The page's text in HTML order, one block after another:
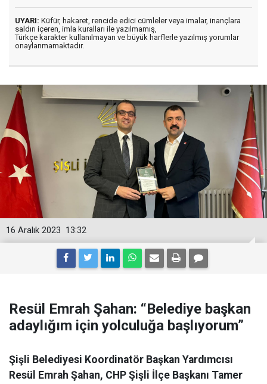
UYARI: Küfür, hakaret, rencide edici cümleler veya imalar, inançlara
saldırı içeren, imla kuralları ile yazılmamış,
Türkçe karakter kullanılmayan ve büyük harflerle yazılmış yorumlar
onaylanmamaktadır.
13:32
16 Aralık 2023
Resül Emrah Şahan: “Belediye başkan
adaylığım için yolculuğa başlıyorum”
Şişli Belediyesi Koordinatör Başkan Yardımcısı
Resül Emrah Şahan, CHP Şişli İlçe Başkanı Tamer